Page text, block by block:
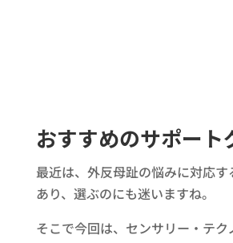
おすすめのサポート
最近は、外反母趾の悩みに対応す
あり、選ぶのにも迷いますね。
そこで今回は、センサリー・テク